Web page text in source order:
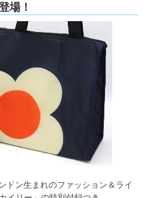
場！
ドン生まれのファッション＆ライ